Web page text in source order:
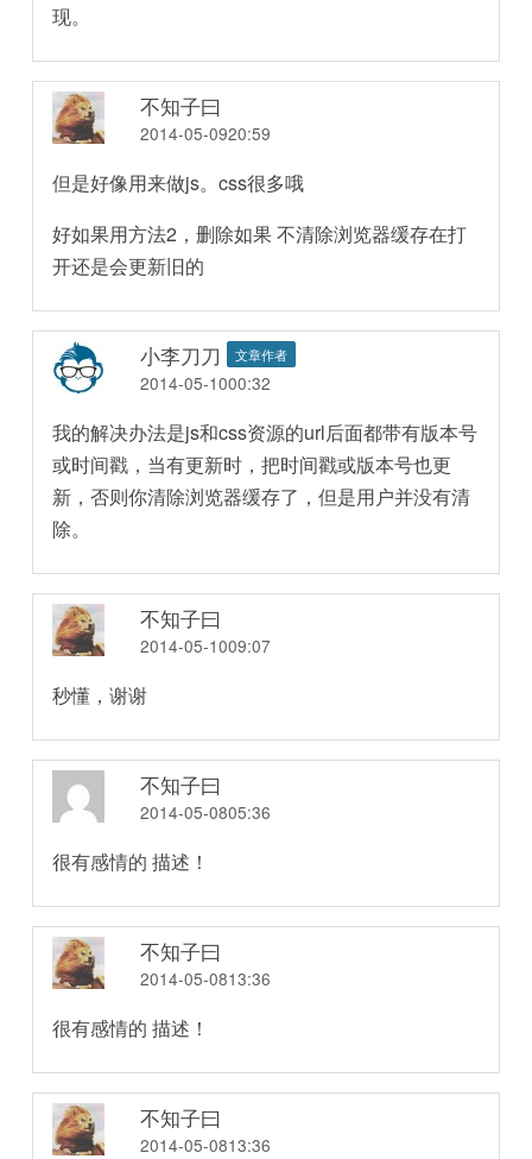
现。
不知子曰
2014-05-0920:59
但是好像用来做js。css很多哦
好如果用方法2，删除如果 不清除浏览器缓存在打
开还是会更新旧的
小李刀刀 文章作者
2014-05-1000:32
我的解决办法是js和css资源的url后面都带有版本号
或时间戳，当有更新时，把时间戳或版本号也更
新，否则你清除浏览器缓存了，但是用户并没有清
除。
不知子曰
2014-05-1009:07
秒懂，谢谢
不知子曰
2014-05-0805:36
很有感情的 描述！
不知子曰
2014-05-0813:36
很有感情的 描述！
不知子曰
2014-05-0813:36